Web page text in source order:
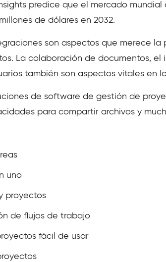
predice que el mercado
de dólares en 2032.
son aspectos que merece
La colaboración de documentos, el
también son aspectos vitales en
de software de gestión de
para compartir archivos y
uno
proyectos
de flujos de trabajo
fácil de usar